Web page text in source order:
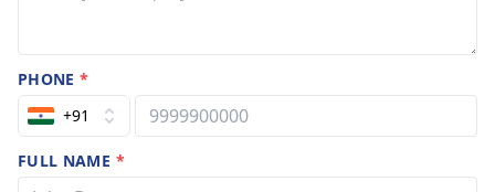
PHONE*
+91
FULL NAME *